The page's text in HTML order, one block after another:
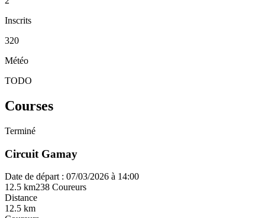
Inscrits
320
Météo
TODO
Courses
Terminé
Circuit Gamay
Date de départ : 07/03/2026 à 14:00
12.5 km238 Coureurs
Distance
12.5 km